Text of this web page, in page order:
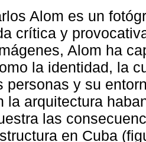
Alom es un
crítica y
Alom ha
la identidad, la
personas y su
la arquitectura
las
en Cuba